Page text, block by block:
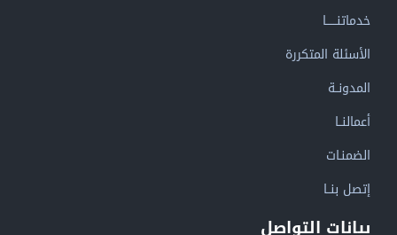
خدماتنــــــا
الأسئلة المتكررة
المدونــة
أعمالنــا
الضمنـات
إتصل بنــا
بيانات التواصل